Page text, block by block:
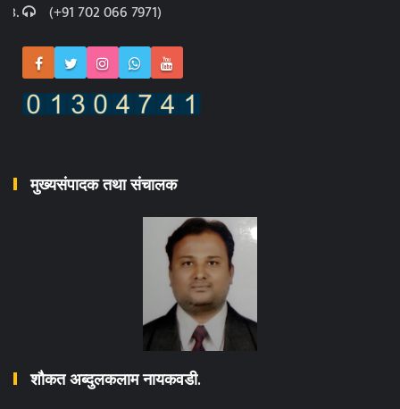
(+91 702 066 7971)
मुख्यसंपादक तथा संचालक
शौकत अब्दुलकलाम नायकवडी.